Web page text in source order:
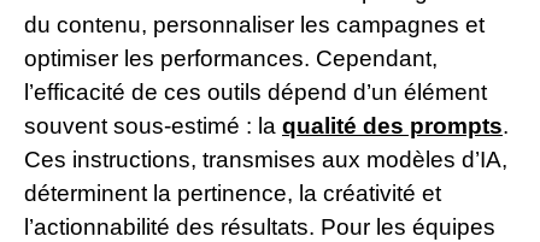
du contenu, personnaliser les campagnes et
optimiser les performances. Cependant,
l’efficacité de ces outils dépend d’un élément
souvent sous-estimé : la qualité des prompts.
Ces instructions, transmises aux modèles d’IA,
déterminent la pertinence, la créativité et
l’actionnabilité des résultats. Pour les équipes